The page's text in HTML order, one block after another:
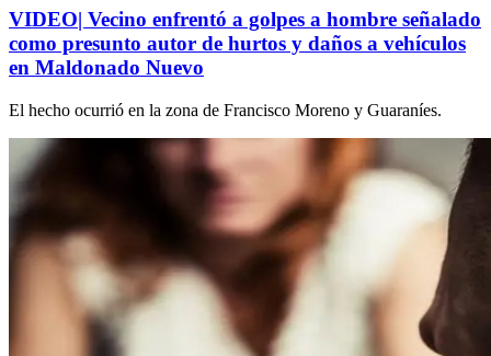
VIDEO| Vecino enfrentó a golpes a hombre señalado
como presunto autor de hurtos y daños a vehículos
en Maldonado Nuevo
El hecho ocurrió en la zona de Francisco Moreno y Guaraníes.